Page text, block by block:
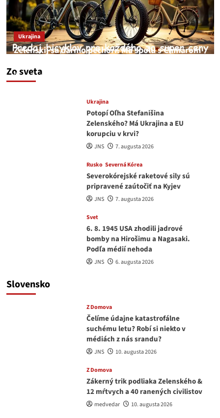
Zo sveta
Ukrajina
Zelenskij sa darmo pechorí. Má spolu s Chmarom
medvedar
Ukrajina
Potopí Oľha Stefanišina
Zelenského? Má Ukrajina a EU
korupciu v krvi?
JNS 7. augusta 2026
Rusko Severná Kórea
Severokórejské raketové sily sú
pripravené zaútočiť na Kyjev
JNS 7. augusta 2026
Svet
6. 8. 1945 USA zhodili jadrové
bomby na Hirošimu a Nagasaki.
Podľa médií nehoda
JNS 6. augusta 2026
Slovensko
Z Domova
Čelíme údajne katastrofálne
suchému letu? Robí si niekto v
médiách z nás srandu?
JNS 10. augusta 2026
Z Domova
Zákerný trik podliaka Zelenského &
12 mŕtvych a 40 ranených civilistov
medvedar 10. augusta 2026